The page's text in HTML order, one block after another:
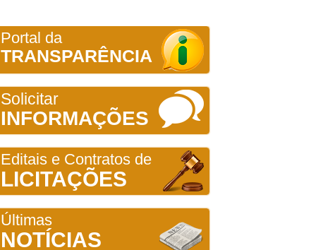
Portal da
TRANSPARÊNCIA
Solicitar
INFORMAÇÕES
Editais e Contratos de
LICITAÇÕES
Últimas
NOTÍCIAS